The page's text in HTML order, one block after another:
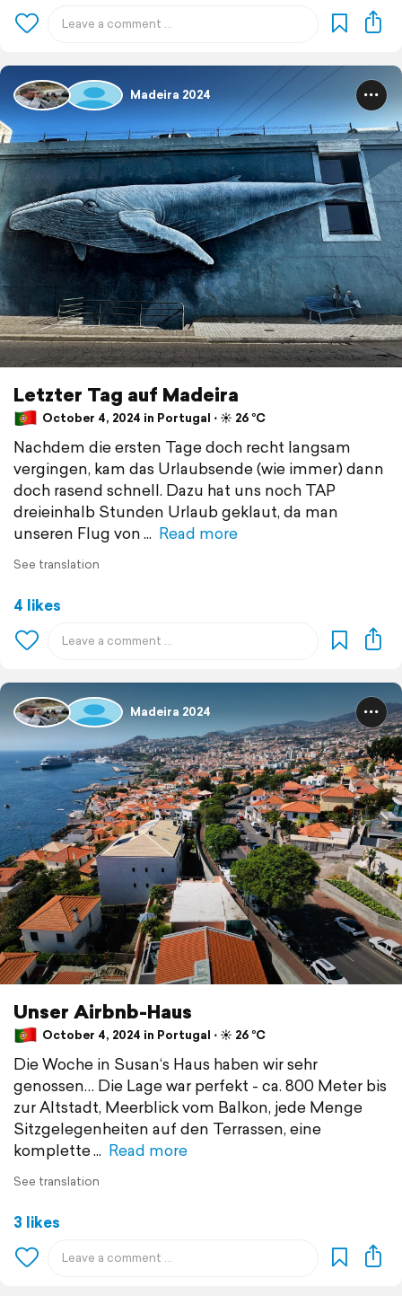
Madeira 2024
Letzter Tag auf Madeira
October 4, 2024 in Portugal ⋅ ☀️ 26 °C
Nachdem die ersten Tage doch recht langsam
vergingen, kam das Urlaubsende (wie immer) dann
doch rasend schnell. Dazu hat uns noch TAP
dreieinhalb Stunden Urlaub geklaut, da man
unseren Flug von
Read more
See translation
4 likes
Madeira 2024
Unser Airbnb-Haus
October 4, 2024 in Portugal ⋅ ☀️ 26 °C
Die Woche in Susan‘s Haus haben wir sehr
genossen… Die Lage war perfekt - ca. 800 Meter bis
zur Altstadt, Meerblick vom Balkon, jede Menge
Sitzgelegenheiten auf den Terrassen, eine
komplette
Read more
See translation
3 likes